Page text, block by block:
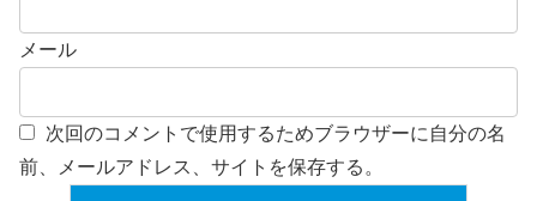
メール
次回のコメントで使用するためブラウザーに自分の名
前、メールアドレス、サイトを保存する。